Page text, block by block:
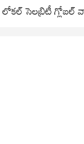
లోకల్ సెలబ్రిటీ గ్లోబల్